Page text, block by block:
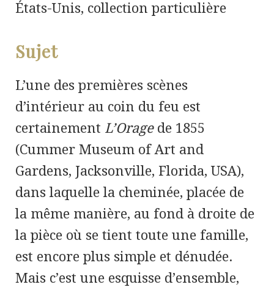
États-Unis, collection particulière
Sujet
L’une des premières scènes
d’intérieur au coin du feu est
certainement L’Oragede 1855
(Cummer Museum of Art and
Gardens, Jacksonville, Florida, USA),
dans laquelle la cheminée, placée de
la même manière, au fond à droite de
la pièce où se tient toute une famille,
est encore plus simple et dénudée.
Mais c’est une esquisse d’ensemble,